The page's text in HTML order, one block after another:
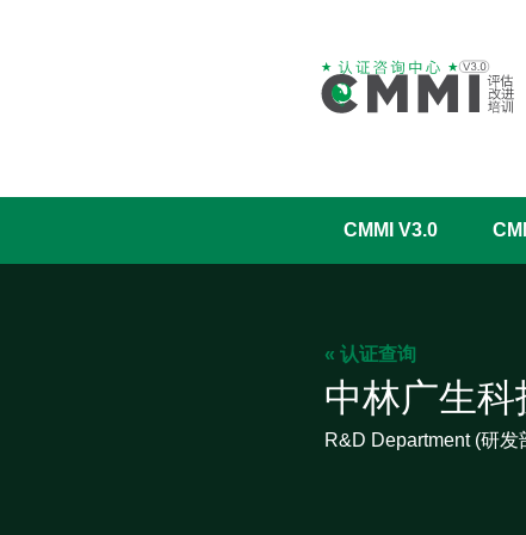
CMMI V3.0
« 认证查询
中林广生科
R&D Department (研发